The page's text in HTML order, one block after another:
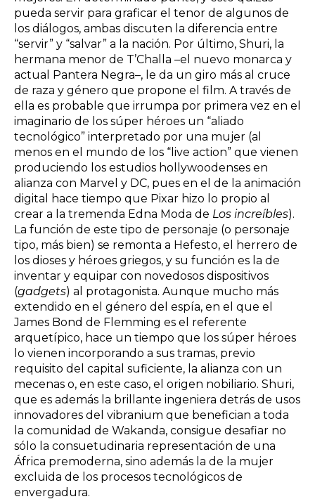
pueda servir para graficar el tenor de algunos de
los diálogos, ambas discuten la diferencia entre
“servir” y “salvar” a la nación. Por último, Shuri, la
hermana menor de T’Challa –el nuevo monarca y
actual Pantera Negra–, le da un giro más al cruce
de raza y género que propone el film. A través de
ella es probable que irrumpa por primera vez en el
imaginario de los súper héroes un “aliado
tecnológico” interpretado por una mujer (al
menos en el mundo de los “live action” que vienen
produciendo los estudios hollywoodenses en
alianza con Marvel y DC, pues en el de la animación
digital hace tiempo que Pixar hizo lo propio al
crear a la tremenda Edna Moda de Los increíbles).
La función de este tipo de personaje (o personaje
tipo, más bien) se remonta a Hefesto, el herrero de
los dioses y héroes griegos, y su función es la de
inventar y equipar con novedosos dispositivos
(gadgets) al protagonista. Aunque mucho más
extendido en el género del espía, en el que el
James Bond de Flemming es el referente
arquetípico, hace un tiempo que los súper héroes
lo vienen incorporando a sus tramas, previo
requisito del capital suficiente, la alianza con un
mecenas o, en este caso, el origen nobiliario. Shuri,
que es además la brillante ingeniera detrás de usos
innovadores del vibranium que benefician a toda
la comunidad de Wakanda, consigue desafiar no
sólo la consuetudinaria representación de una
África premoderna, sino además la de la mujer
excluida de los procesos tecnológicos de
envergadura.